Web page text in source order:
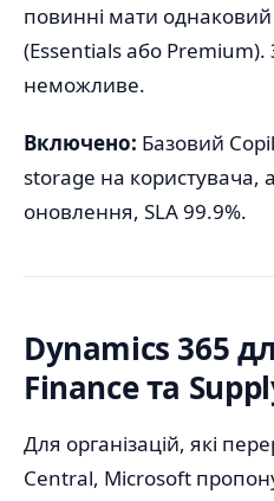
повинні мати однаковий
(Essentials або
неможливе.
Включено: Базовий
storage на користувача,
оновлення, SLA 99.9%.
Dynamics 365
Finance та
Для організацій, які
Central, Microsoft